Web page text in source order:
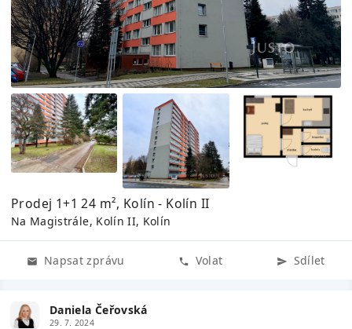
Prodej 1+1 24 m², Kolín - Kolín II
Na Magistrále, Kolín II, Kolín
Napsat zprávu Volat Sdílet
Daniela Čeřovská
29. 7. 2024